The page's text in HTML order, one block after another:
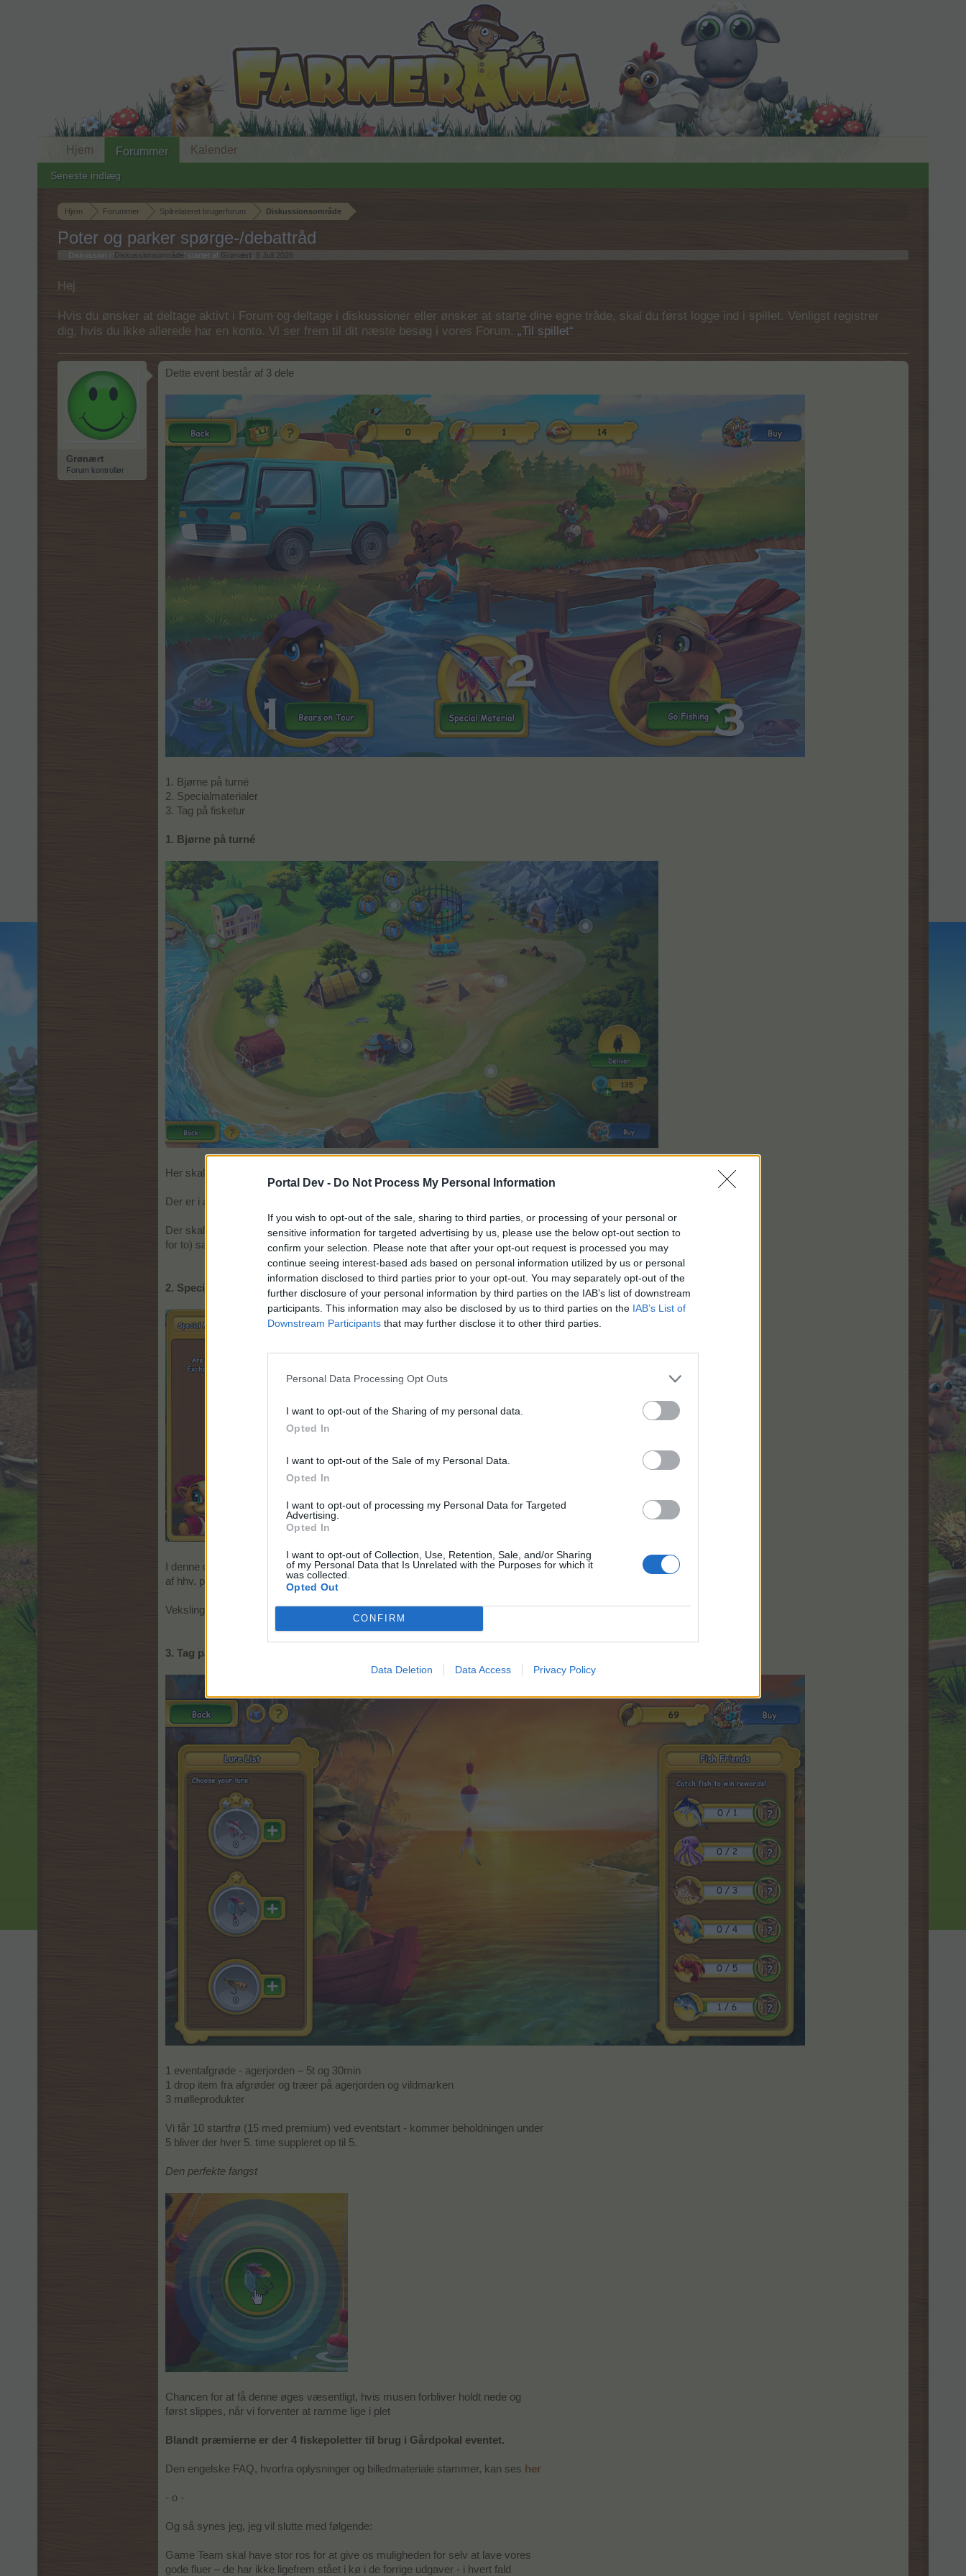
Portal Dev - Do Not Process My Personal Information
If you wish to opt-out of the sale, sharing to third parties, or processing of your personal or
sensitive information for targeted advertising by us, please use the below opt-out section to
confirm your selection. Please note that after your opt-out request is processed you may
continue seeing interest-based ads based on personal information utilized by us or personal
information disclosed to third parties prior to your opt-out. You may separately opt-out of the
further disclosure of your personal information by third parties on the IAB’s list of downstream
participants. This information may also be disclosed by us to third parties on the IAB’s List of
Downstream Participants that may further disclose it to other third parties.
Personal Data Processing Opt Outs
I want to opt-out of the Sharing of my personal data.
Opted In
I want to opt-out of the Sale of my Personal Data.
Opted In
I want to opt-out of processing my Personal Data for Targeted
Advertising.
Opted In
I want to opt-out of Collection, Use, Retention, Sale, and/or Sharing
of my Personal Data that Is Unrelated with the Purposes for which it
was collected.
Opted Out
CONFIRM
Data Deletion Data Access Privacy Policy
Hjem Forummer Spilrelateret brugerforum Diskussionsområde
Poter og parker spørge-/debattråd
Diskussion i ' Diskussionsområde ' startet af Grønært 8 Juli 2026
Hej
Hvis du ønsker at deltage aktivt i Forum og deltage i diskussioner eller ønsker at starte dine egne tråde, skal du først logge ind i spillet. Venligst registrer
dig, hvis du ikke allerede har en konto. Vi ser frem til dit næste besøg i vores Forum. „Til spillet“
Grønært
Forum kontrollør
Dette event består af 3 dele
1. Bjørne på turné
2. Specialmaterialer
3. Tag på fisketur
1. Bjørne på turné
Her skal vi avle bjørne / pattedyr
Der er i alt 32 opgaver, hvilket svarer til 4 omgange.
Der skal afleveres emblemer (hver avlshandling udløser et emblem med chance
for to) samt alm. bjørne, avlsbjørne og produkter
2. Specialmaterialer
I denne del kan der veksles dyr til ”bjørnelåse”. Disse skal bruges i fremstillingen
af hhv. premium fluer og deluxe fluer, der skal bruges i Tag på fisketur.
Vekslingskurs for fastlands-/tropiske dyr: 20.000 = 3 bjørnelåse
3. Tag på fisketur
1 eventafgrøde - agerjorden – 5t og 30min
1 drop item fra afgrøder og træer på agerjorden og vildmarken
3 mølleprodukter
Vi får 10 startfrø (15 med premium) ved eventstart - kommer beholdningen under
5 bliver der hver 5. time suppleret op til 5.
Den perfekte fangst
Chancen for at få denne øges væsentligt, hvis musen forbliver holdt nede og
først slippes, når vi forventer at ramme lige i plet
Blandt præmierne er der 4 fiskepoletter til brug i Gårdpokal eventet.
Den engelske FAQ, hvorfra oplysninger og billedmateriale stammer, kan ses her
- o -
Og så synes jeg, jeg vil slutte med følgende:
Game Team skal have stor ros for at give os muligheden for selv at lave vores
gode fluer – de har ikke ligefrem stået i kø i de forrige udgaver - i hvert fald
Hjem Forummer
Seneste indlæg
Kalender